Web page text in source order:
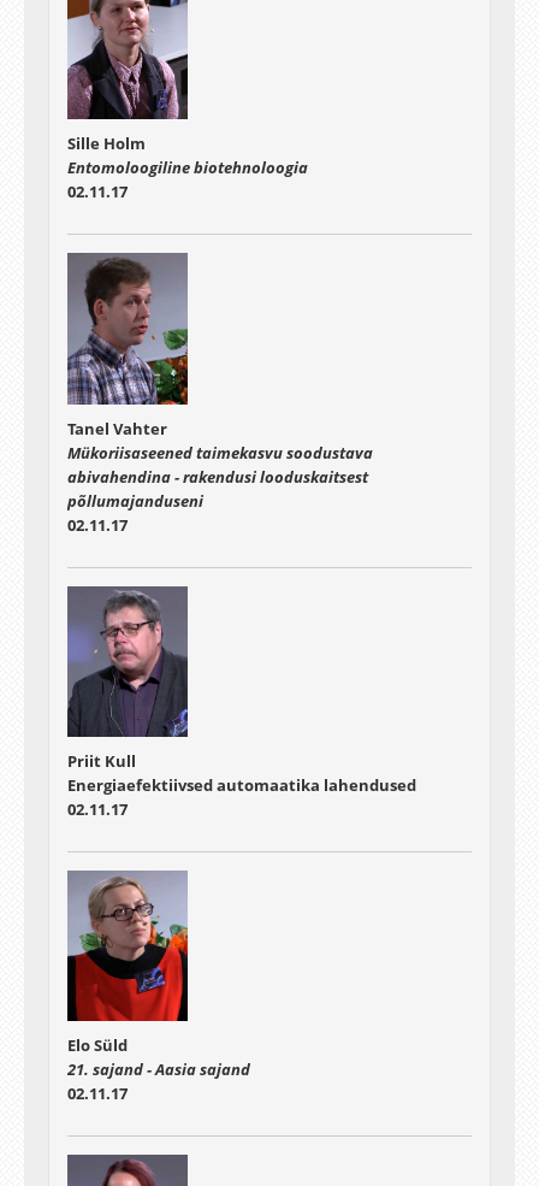
Sille Holm
Entomoloogiline biotehnoloogia
02.11.17
Tanel Vahter
Mükoriisaseened taimekasvu soodustava
abivahendina - rakendusi looduskaitsest
põllumajanduseni
02.11.17
Priit Kull
Energiaefektiivsed automaatika lahendused
02.11.17
Elo Süld
21. sajand - Aasia sajand
02.11.17